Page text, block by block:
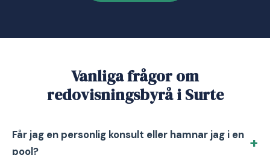
Vanliga frågor om
redovisningsbyrå i Surte
Får jag en personlig konsult eller hamnar jag i en
pool?